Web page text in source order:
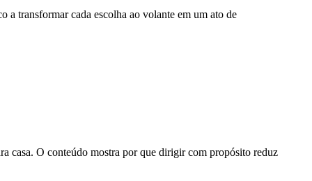
a transformar cada escolha ao volante em um ato de
casa. O conteúdo mostra por que dirigir com propósito reduz